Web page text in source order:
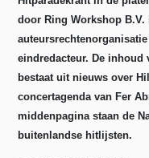
door Ring Workshop
eindredacteur. De inhoud
bestaat uit nieuws over
concertagenda van Fer
middenpagina staan de
buitenlandse hitlijsten.